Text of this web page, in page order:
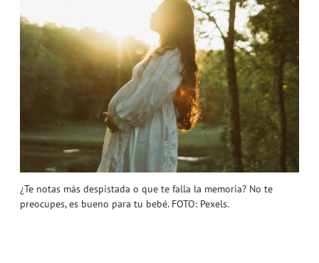
¿Te notas más despistada o que te falla la memoria? No te
preocupes, es bueno para tu bebé. FOTO: Pexels.